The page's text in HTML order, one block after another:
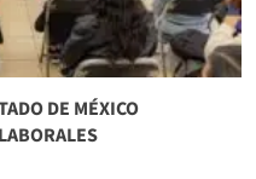
DE MÉXICO